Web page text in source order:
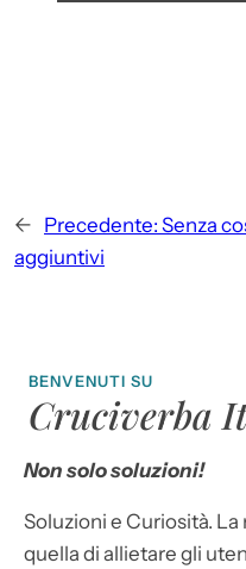
← Precedente: Senza
aggiuntivi
BENVENUTI SU
Cruciverba
Non solo soluzioni!
Soluzioni e Curiosità.
quella di allietare gli